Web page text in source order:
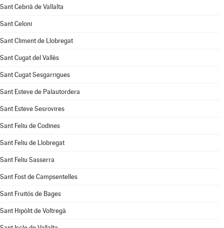
Sant Cebrià de Vallalta
Sant Celoni
Sant Climent de Llobregat
Sant Cugat del Vallès
Sant Cugat Sesgarrigues
Sant Esteve de Palautordera
Sant Esteve Sesrovires
Sant Feliu de Codines
Sant Feliu de Llobregat
Sant Feliu Sasserra
Sant Fost de Campsentelles
Sant Fruitós de Bages
Sant Hipòlit de Voltregà